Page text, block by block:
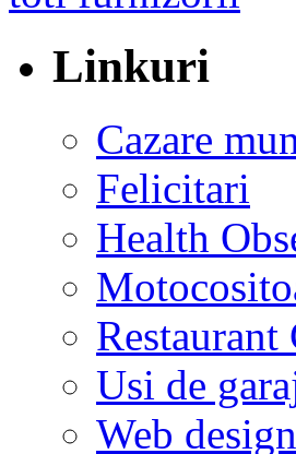
Linkuri
Cazare
Felicitari
Health
Restaurant
Usi de
Web